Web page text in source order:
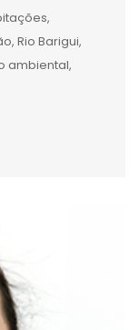
Rio Barigui,
ambiental,